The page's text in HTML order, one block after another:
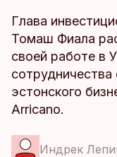
Глава
Томаш Фиала
своей работе в
эстонского
Arricano.
Индрек